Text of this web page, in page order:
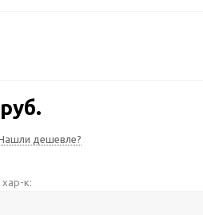
дешевле?
к: